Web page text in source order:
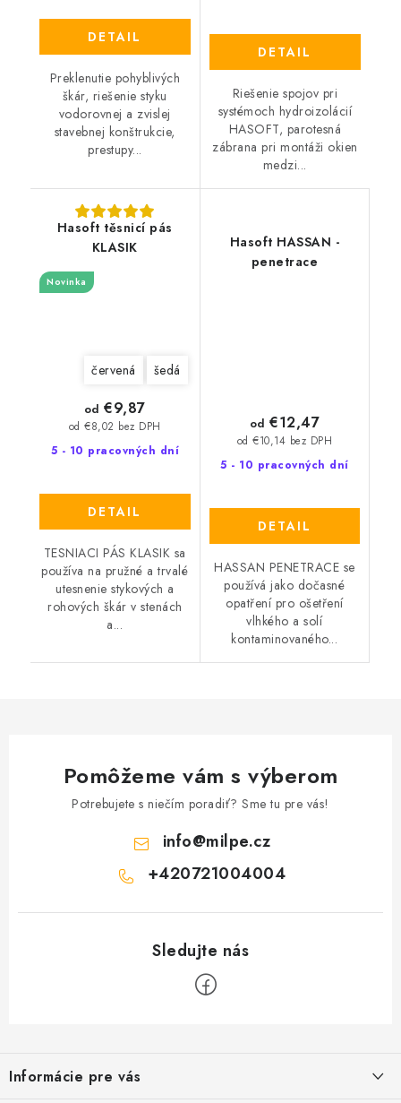
DETAIL
Preklenutie pohyblivých
škár, riešenie styku
vodorovnej a zvislej
stavebnej konštrukcie,
prestupy...
DETAIL
Riešenie spojov pri
systémoch hydroizolácií
HASOFT, parotesná
zábrana pri montáži okien
medzi...
Hasoft těsnicí pás
KLASIK
Novinka
červená šedá
5 - 10 pracovných dní
od €8,02 bez DPH
od €9,87
DETAIL
TESNIACI PÁS KLASIK sa
používa na pružné a trvalé
utesnenie stykových a
rohových škár v stenách
a...
Hasoft HASSAN -
penetrace
5 - 10 pracovných dní
od €10,14 bez DPH
od €12,47
DETAIL
HASSAN PENETRACE se
používá jako dočasné
opatření pro ošetření
vlhkého a solí
kontaminovaného...
Pomôžeme vám s výberom
Potrebujete s niečím poradiť? Sme tu pre vás!
info@milpe.cz
+420721004004
pInformácie pre vás